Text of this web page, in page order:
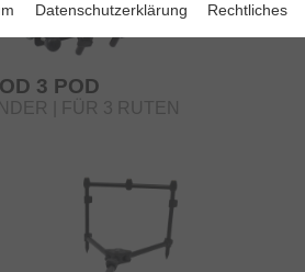
3 POD
| FÜR 3 RUTEN
Datenschutzerklärung Rechtliches